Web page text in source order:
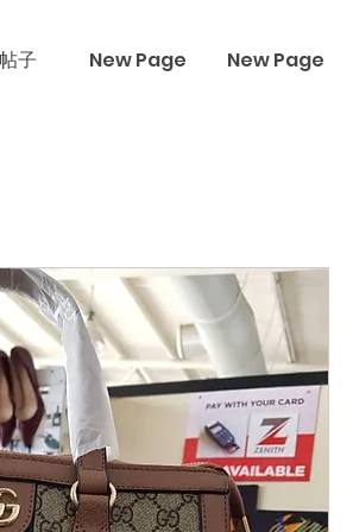
子 New Page New Page